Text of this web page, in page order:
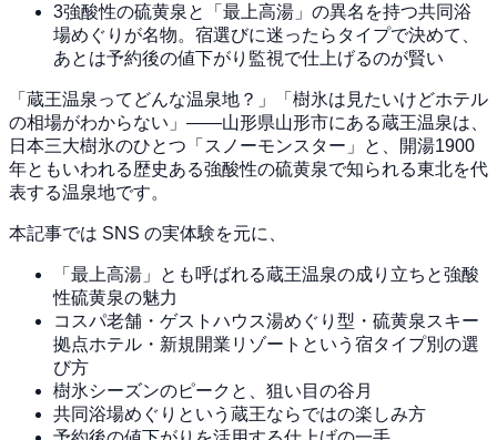
3強酸性の硫黄泉と「最上高湯」の異名を持つ共同浴
場めぐりが名物。宿選びに迷ったらタイプで決めて、
あとは予約後の値下がり監視で仕上げるのが賢い
「蔵王温泉ってどんな温泉地？」「樹氷は見たいけどホテル
の相場がわからない」——山形県山形市にある蔵王温泉は、
日本三大樹氷のひとつ「スノーモンスター」と、開湯1900
年ともいわれる歴史ある強酸性の硫黄泉で知られる東北を代
表する温泉地です。
本記事では SNS の実体験を元に、
「最上高湯」とも呼ばれる蔵王温泉の成り立ちと強酸
性硫黄泉の魅力
コスパ老舗・ゲストハウス湯めぐり型・硫黄泉スキー
拠点ホテル・新規開業リゾートという宿タイプ別の選
び方
樹氷シーズンのピークと、狙い目の谷月
共同浴場めぐりという蔵王ならではの楽しみ方